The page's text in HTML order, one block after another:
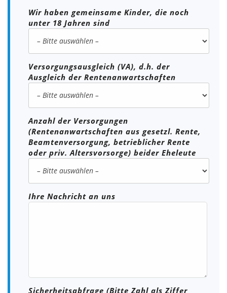
Wir haben gemeinsame Kinder, die noch
unter 18 Jahren sind
Versorgungsausgleich (VA), d.h. der
Ausgleich der Rentenanwartschaften
Anzahl der Versorgungen
(Rentenanwartschaften aus gesetzl. Rente,
Beamtenversorgung, betrieblicher Rente
oder priv. Altersvorsorge) beider Eheleute
Ihre Nachricht an uns
Sicherheitsabfrage (Bitte Zahl als Ziffer